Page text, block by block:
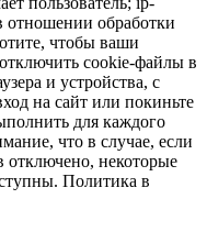
отношении обработки
чтобы ваши
cookie-файлы в
и устройства, с
на сайт или покиньте
для каждого
что в случае, если
отключено, некоторые
Политика в